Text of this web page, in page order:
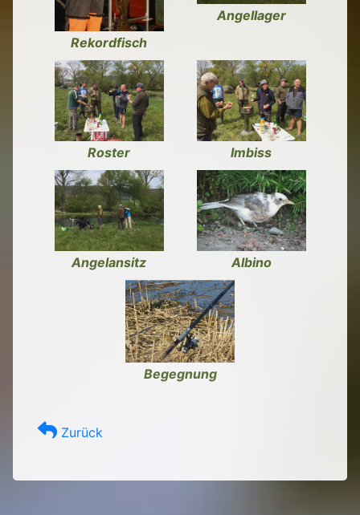
Rekordfisch
Angellager
Roster Imbiss
Angelansitz Albino
Begegnung
Zurück